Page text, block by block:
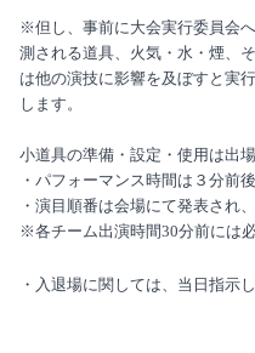
※但し、事前に大会実行委員会
測される道具、火気・水・煙、
は他の演技に影響を及ぼすと実
します。
小道具の準備・設定・使用は出
・パフォーマンス時間は３分前
・演目順番は会場にて発表され
※各チーム出演時間30分前には
・入退場に関しては、当日指示し